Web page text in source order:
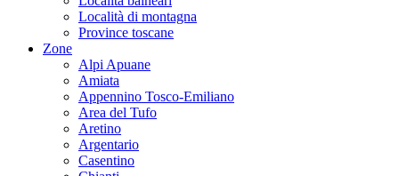
Località di montagna
Province toscane
Zone
Alpi Apuane
Amiata
Appennino Tosco-Emiliano
Area del Tufo
Aretino
Argentario
Casentino